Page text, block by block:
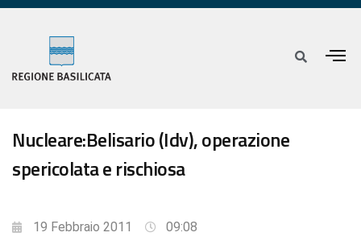
Nucleare:Belisario (Idv), operazione
spericolata e rischiosa
19 Febbraio 2011 09:08